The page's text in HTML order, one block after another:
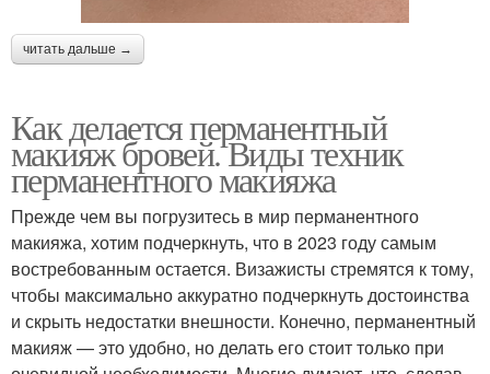
читать дальше →
Как делается перманентный
макияж бровей. Виды техник
перманентного макияжа
Прежде чем вы погрузитесь в мир перманентного
макияжа, хотим подчеркнуть, что в 2023 году самым
востребованным остается. Визажисты стремятся к тому,
чтобы максимально аккуратно подчеркнуть достоинства
и скрыть недостатки внешности. Конечно, перманентный
макияж — это удобно, но делать его стоит только при